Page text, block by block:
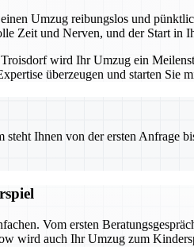
Umzug reibungslos und
Zeit und Nerven, und der Start in
wird Ihr Umzug ein
überzeugen und starten Sie
Ihnen von der ersten Anfrage
Vom ersten
wird auch Ihr Umzug zum